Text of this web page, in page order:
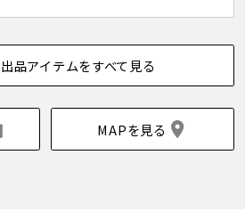
品アイテムをすべて見る
MAPを見る